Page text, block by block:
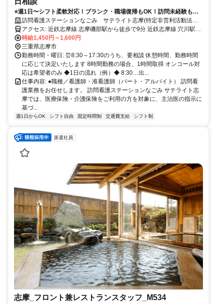
⭐️週1日〜シフト柔軟対応！ブランク・職場復帰もOK！訪問未経験も歓
迎！家庭と仕事の両立をサポートし、無理なく働ける環境です！
訪問看護ステーションなごみ サテライト志摩(特定非営利活動法人
なごみ)
アクセス: 近鉄志摩線 志摩磯部駅から徒歩で9分 近鉄志摩線 穴川駅か
ら徒歩で13分 車通勤可（無料駐車場あり）
時給1,450円～1,600円
三重県志摩市
勤務時間・曜日: ⏰8:30～17:30のうち、要相談 休憩時間、勤務時間
に応じて決定いたします 8時間勤務の場合、1時間取得 オンコール対
応は希望者のみ ◆1日の流れ（例）◆ 8:30…出...
仕事内容: ●職種／看護師・准看護師（パート・アルバイト） 訪問看
護業務をお任せします。 訪問看護ステーションなごみ サテライト志
摩では、医療保険・介護保険をご利用の方を対象に、主治医の指示に
基づ...
週1日からOK シフト自由 固定時間制 交通費支給 シフト制
派遣社員
志摩_フロント兼レストランスタッフ_M534